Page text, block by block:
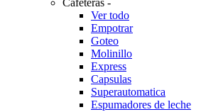
Cafeteras -
Ver todo
Empotrar
Goteo
Molinillo
Express
Capsulas
Superautomatica
Espumadores de leche